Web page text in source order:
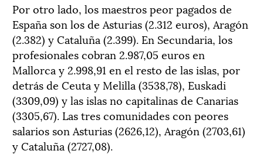
Por otro lado, los maestros peor pagados de
España son los de Asturias (2.312 euros), Aragón
(2.382) y Cataluña (2.399). En Secundaria, los
profesionales cobran 2.987,05 euros en
Mallorca y 2.998,91 en el resto de las islas, por
detrás de Ceuta y Melilla (3538,78), Euskadi
(3309,09) y las islas no capitalinas de Canarias
(3305,67). Las tres comunidades con peores
salarios son Asturias (2626,12), Aragón (2703,61)
y Cataluña (2727,08).